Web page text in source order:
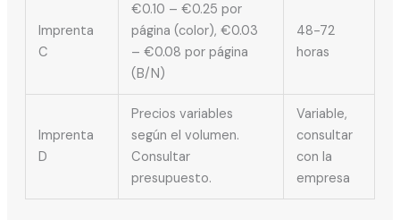
Imprenta
C
€0.10 – €0.25 por
página (color), €0.03
– €0.08 por página
(B/N)
48-72
horas
Imprenta
D
Precios variables
según el volumen.
Consultar
presupuesto.
Variable,
consultar
con la
empresa